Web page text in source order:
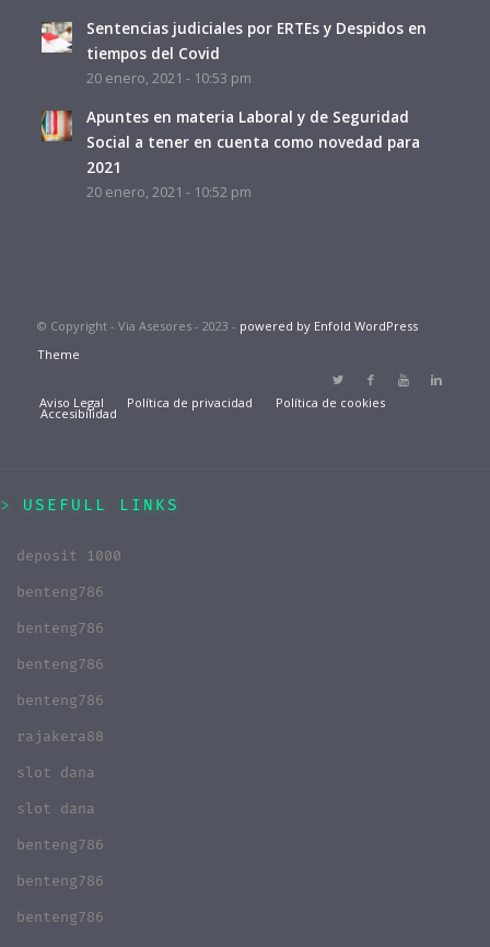
Sentencias judiciales por ERTEs y Despidos en
tiempos del Covid
20 enero, 2021 - 10:53 pm
Apuntes en materia Laboral y de Seguridad
Social a tener en cuenta como novedad para
2021
20 enero, 2021 - 10:52 pm
© Copyright - Via Asesores - 2023 - powered by Enfold WordPress
Theme
Aviso Legal Política de privacidad Política de cookies
Accesibilidad
USEFULL LINKS
deposit 1000
benteng786
benteng786
benteng786
benteng786
rajakera88
slot dana
slot dana
benteng786
benteng786
benteng786